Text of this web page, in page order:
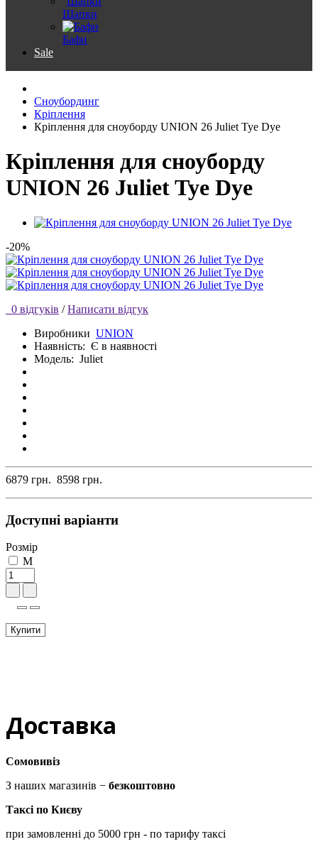
Шапки
Бафи
Sale
Сноубординг
Кріплення
Кріплення для сноуборду UNION 26 Juliet Tye Dye
Кріплення для сноуборду
UNION 26 Juliet Tye Dye
-20%
0 відгуків / Написати відгук
Виробники UNION
Наявність: Є в наявності
Модель: Juliet
6879 грн. 8598 грн.
Доступні варіанти
Розмір
M
Купити
Доставка
Сомовивіз
З наших магазинів − безкоштовно
Таксі по Києву
при замовленні до 5000 грн - по тарифу таксі